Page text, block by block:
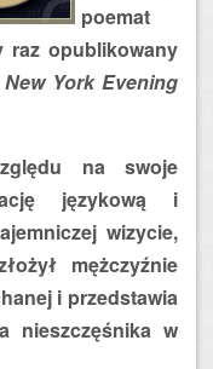
poemat
raz opublikowany
New York Evening
na swoje
językową i
wizycie,
mężczyźnie
i przedstawia
nieszczęśnika w